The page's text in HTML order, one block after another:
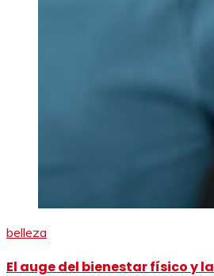
belleza
El auge del bienestar físico y